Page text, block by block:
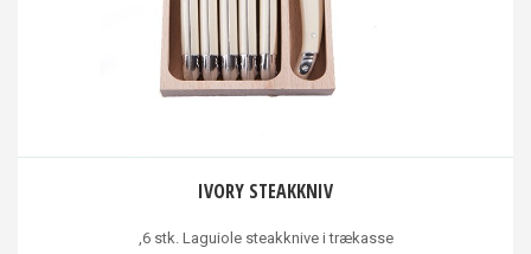
IVORY STEAKKNIV
,6 stk. Laguiole steakknive i trækasse